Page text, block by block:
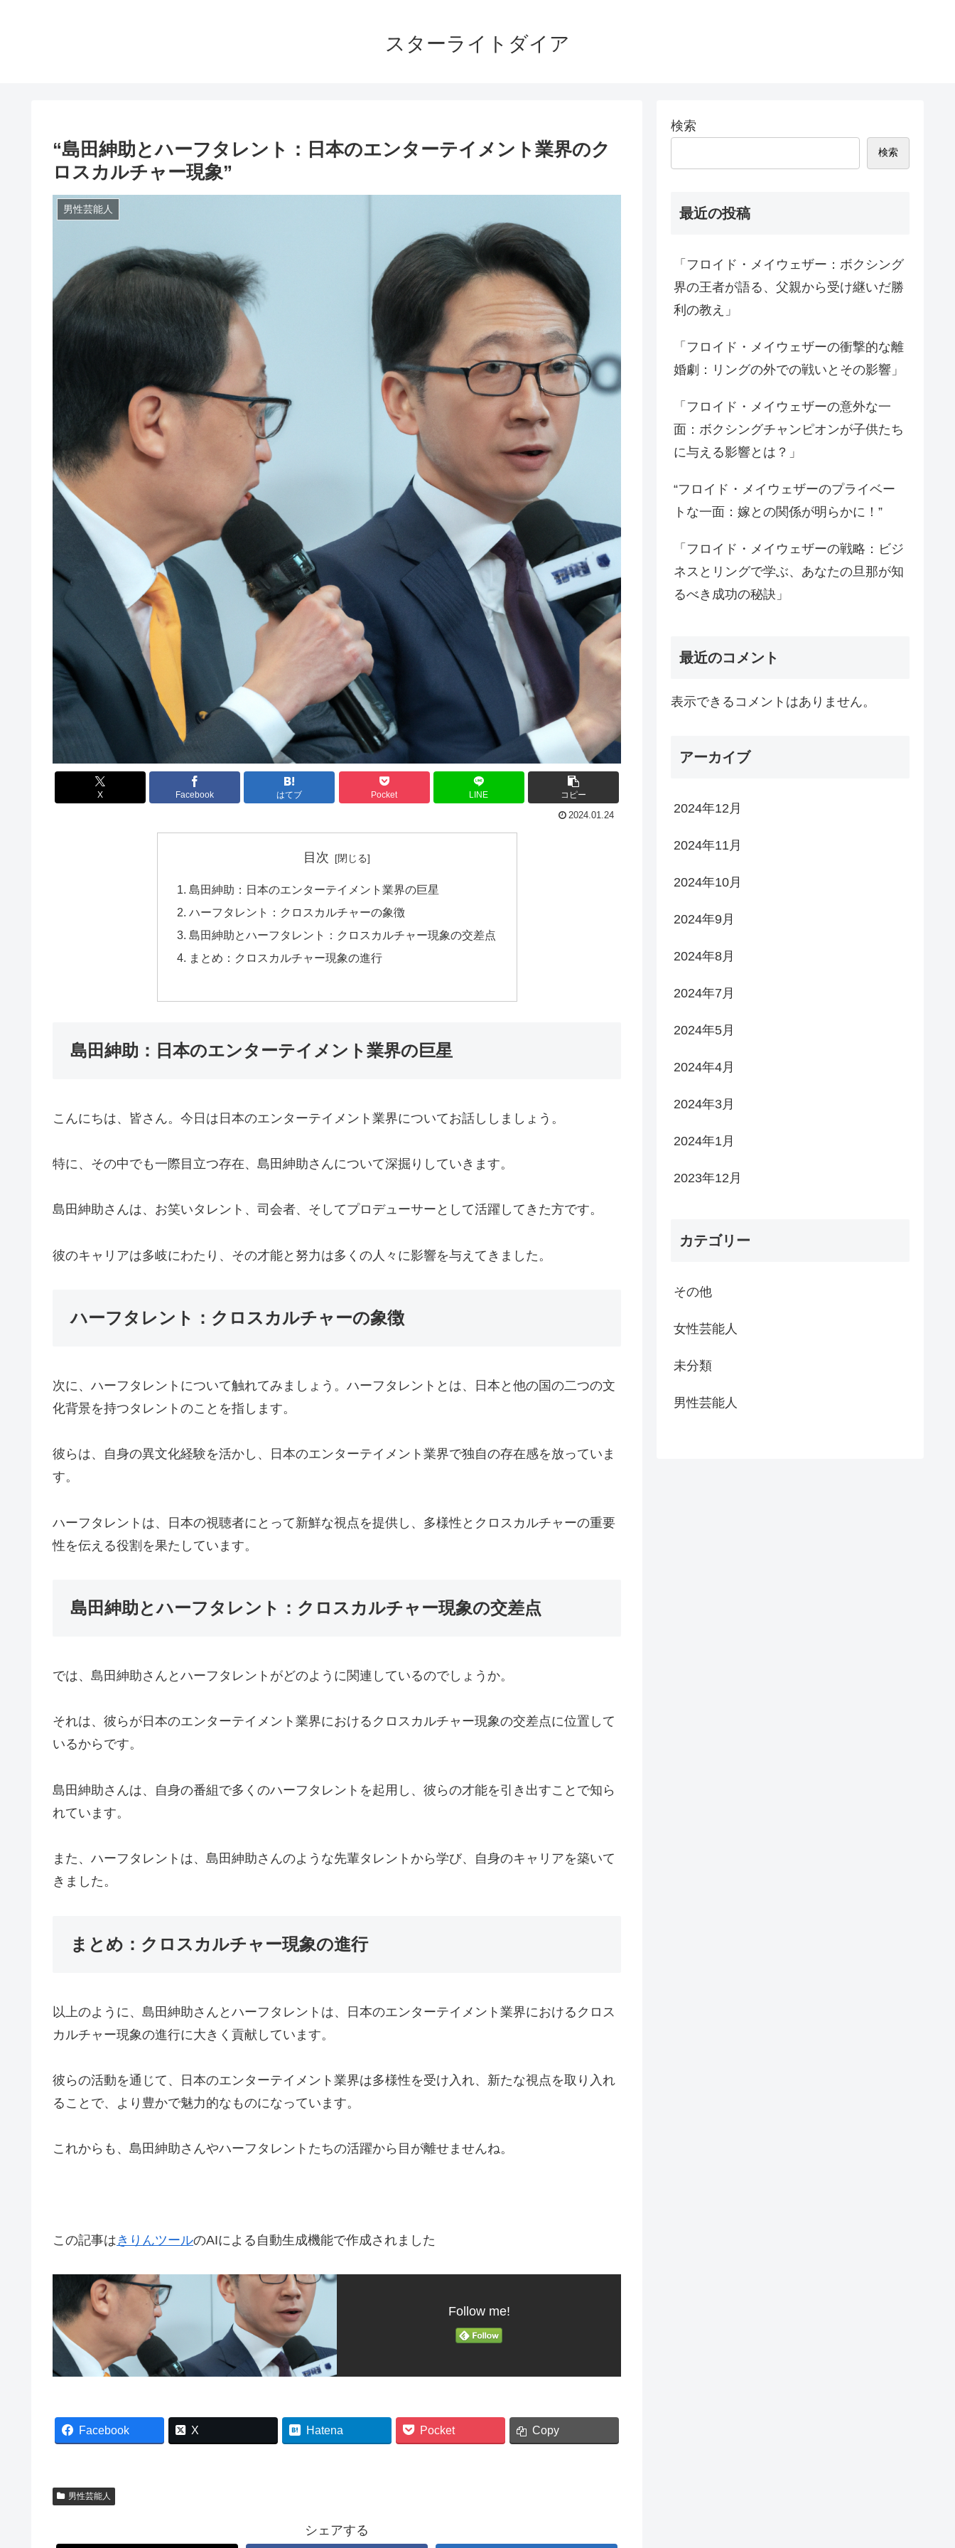
スターライトダイア
“島田紳助とハーフタレント：日本のエンターテイメント業界のク
ロスカルチャー現象”
男性芸能人
X Facebook はてブ Pocket LINE コピー
2024.01.24
目次
島田紳助：日本のエンターテイメント業界の巨星
ハーフタレント：クロスカルチャーの象徴
島田紳助とハーフタレント：クロスカルチャー現象の交差点
まとめ：クロスカルチャー現象の進行
島田紳助：日本のエンターテイメント業界の巨星
こんにちは、皆さん。今日は日本のエンターテイメント業界についてお話ししましょう。
特に、その中でも一際目立つ存在、島田紳助さんについて深掘りしていきます。
島田紳助さんは、お笑いタレント、司会者、そしてプロデューサーとして活躍してきた方です。
彼のキャリアは多岐にわたり、その才能と努力は多くの人々に影響を与えてきました。
ハーフタレント：クロスカルチャーの象徴
次に、ハーフタレントについて触れてみましょう。ハーフタレントとは、日本と他の国の二つの文
化背景を持つタレントのことを指します。
彼らは、自身の異文化経験を活かし、日本のエンターテイメント業界で独自の存在感を放っていま
す。
ハーフタレントは、日本の視聴者にとって新鮮な視点を提供し、多様性とクロスカルチャーの重要
性を伝える役割を果たしています。
島田紳助とハーフタレント：クロスカルチャー現象の交差点
では、島田紳助さんとハーフタレントがどのように関連しているのでしょうか。
それは、彼らが日本のエンターテイメント業界におけるクロスカルチャー現象の交差点に位置して
いるからです。
島田紳助さんは、自身の番組で多くのハーフタレントを起用し、彼らの才能を引き出すことで知ら
れています。
また、ハーフタレントは、島田紳助さんのような先輩タレントから学び、自身のキャリアを築いて
きました。
まとめ：クロスカルチャー現象の進行
以上のように、島田紳助さんとハーフタレントは、日本のエンターテイメント業界におけるクロス
カルチャー現象の進行に大きく貢献しています。
彼らの活動を通じて、日本のエンターテイメント業界は多様性を受け入れ、新たな視点を取り入れ
ることで、より豊かで魅力的なものになっています。
これからも、島田紳助さんやハーフタレントたちの活躍から目が離せませんね。
この記事はきりんツールのAIによる自動生成機能で作成されました
Follow me!
Facebook X Hatena Pocket Copy
男性芸能人
シェアする
検索
検索
最近の投稿
「フロイド・メイウェザー：ボクシング
界の王者が語る、父親から受け継いだ勝
利の教え」
「フロイド・メイウェザーの衝撃的な離
婚劇：リングの外での戦いとその影響」
「フロイド・メイウェザーの意外な一
面：ボクシングチャンピオンが子供たち
に与える影響とは？」
“フロイド・メイウェザーのプライベー
トな一面：嫁との関係が明らかに！”
「フロイド・メイウェザーの戦略：ビジ
ネスとリングで学ぶ、あなたの旦那が知
るべき成功の秘訣」
最近のコメント
表示できるコメントはありません。
アーカイブ
2024年12月
2024年11月
2024年10月
2024年9月
2024年8月
2024年7月
2024年5月
2024年4月
2024年3月
2024年1月
2023年12月
カテゴリー
その他
女性芸能人
未分類
男性芸能人